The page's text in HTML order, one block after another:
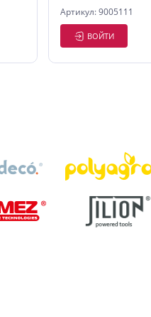
Артикул: 9005111
ВОЙТИ